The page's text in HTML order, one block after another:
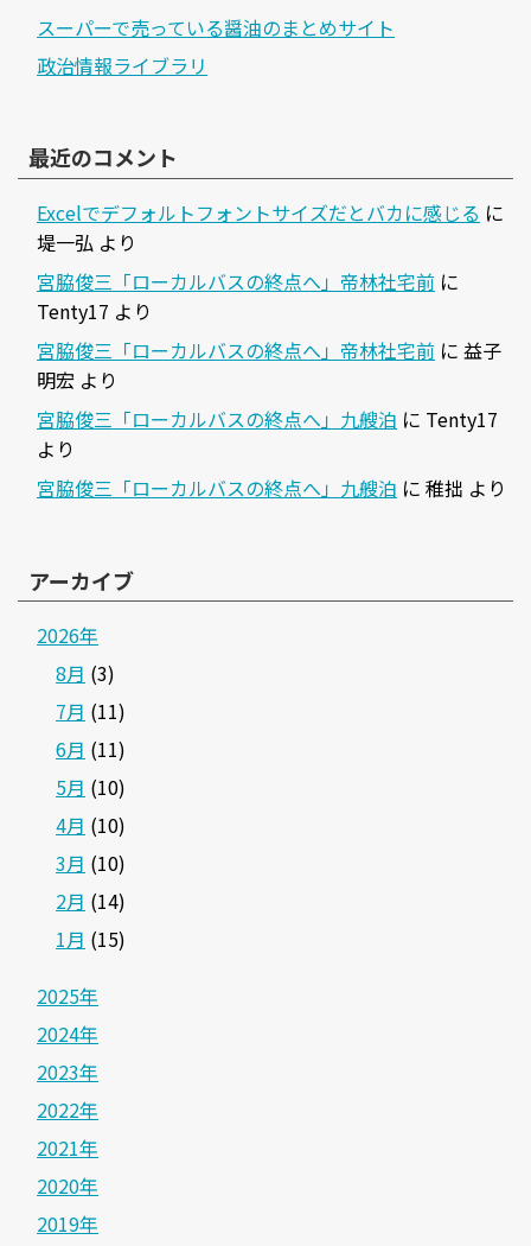
スーパーで売っている醤油のまとめサイト
政治情報ライブラリ
最近のコメント
Excelでデフォルトフォントサイズだとバカに感じる に
堤一弘 より
宮脇俊三「ローカルバスの終点へ」帝林社宅前 に
Tenty17 より
宮脇俊三「ローカルバスの終点へ」帝林社宅前 に 益子
明宏 より
宮脇俊三「ローカルバスの終点へ」九艘泊 に Tenty17
より
宮脇俊三「ローカルバスの終点へ」九艘泊 に 稚拙 より
アーカイブ
2026年
8月 (3)
7月 (11)
6月 (11)
5月 (10)
4月 (10)
3月 (10)
2月 (14)
1月 (15)
2025年
2024年
2023年
2022年
2021年
2020年
2019年